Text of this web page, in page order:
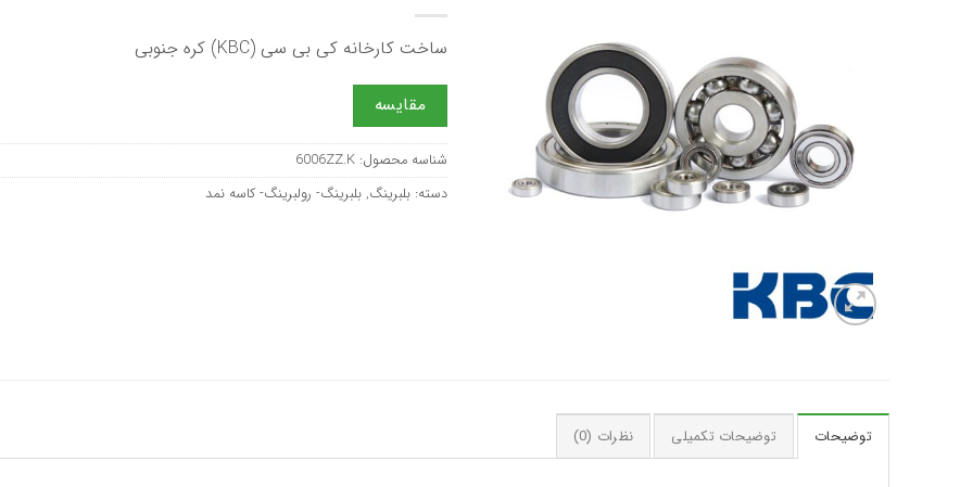
ساخت کارخانه کی بی سی (KBC) کره جنوبی
مقایسه
شناسه محصول: 6006ZZ.K
دسته: بلبرینگ, بلبرینگ- رولبرینگ- کاسه نمد
توضیحات توضیحات تکمیلی نظرات (0)